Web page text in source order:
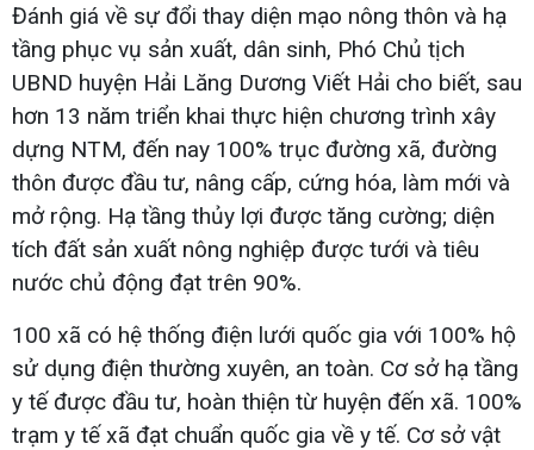
Đánh giá về sự đổi thay diện mạo nông thôn và hạ
tầng phục vụ sản xuất, dân sinh, Phó Chủ tịch
UBND huyện Hải Lăng Dương Viết Hải cho biết, sau
hơn 13 năm triển khai thực hiện chương trình xây
dựng NTM, đến nay 100% trục đường xã, đường
thôn được đầu tư, nâng cấp, cứng hóa, làm mới và
mở rộng. Hạ tầng thủy lợi được tăng cường; diện
tích đất sản xuất nông nghiệp được tưới và tiêu
nước chủ động đạt trên 90%.
100 xã có hệ thống điện lưới quốc gia với 100% hộ
sử dụng điện thường xuyên, an toàn. Cơ sở hạ tầng
y tế được đầu tư, hoàn thiện từ huyện đến xã. 100%
trạm y tế xã đạt chuẩn quốc gia về y tế. Cơ sở vật